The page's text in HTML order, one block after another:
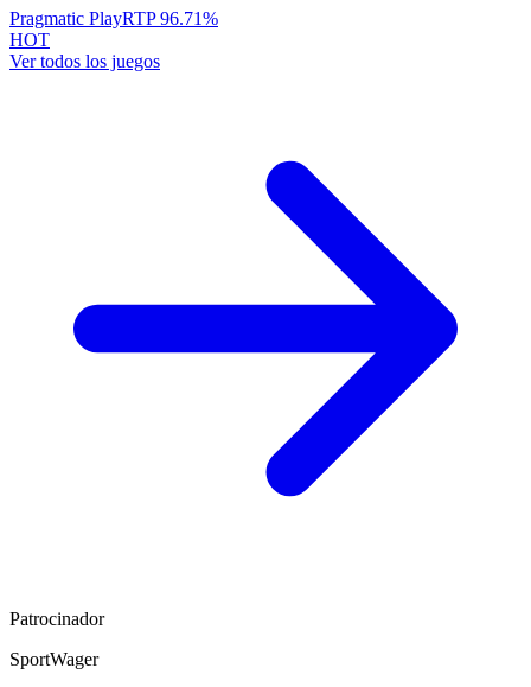
Pragmatic PlayRTP96.71%
HOT
Ver todos los juegos
Patrocinador
SportWager